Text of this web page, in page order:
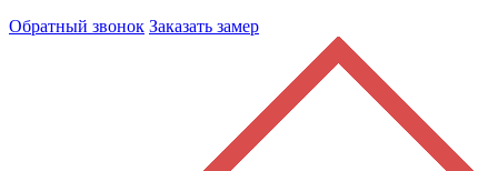
Обратный звонок Заказать замер